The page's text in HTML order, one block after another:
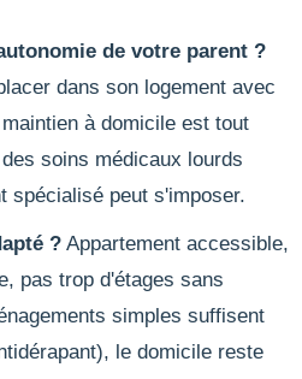
de votre parent ?
dans son logement avec
à domicile est tout
soins médicaux lourds
spécialisé peut s'imposer.
? Appartement accessible,
pas trop d'étages sans
simples suffisent
le domicile reste